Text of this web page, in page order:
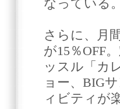
なっている。
さらに、月
が15％OFF
ッスル「カ
ョー、BIG
ィビティが